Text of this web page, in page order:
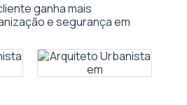
ganha mais
e segurança em